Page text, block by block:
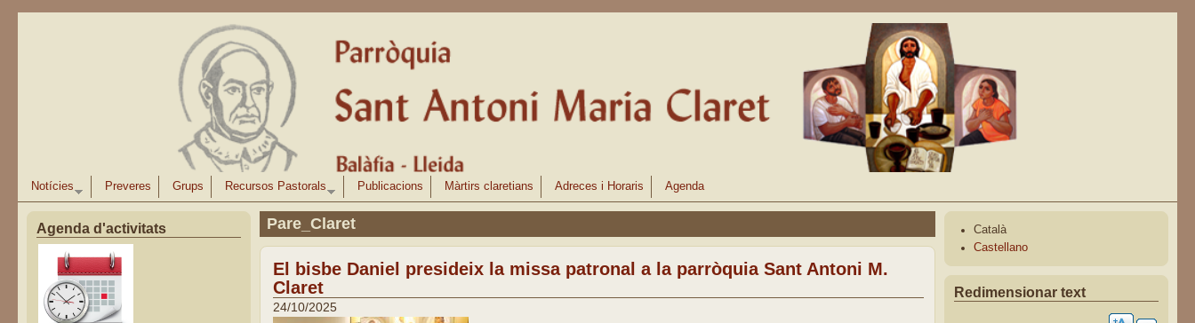
Notícies Preveres Grups Recursos Pastorals Publicacions Màrtirs claretians Adreces i Horaris Agenda
Agenda d'activitats Pare_Claret
El bisbe Daniel presideix la missa patronal a la parròquia Sant Antoni M.
Claret
24/10/2025
Català
Castellano
Redimensionar text